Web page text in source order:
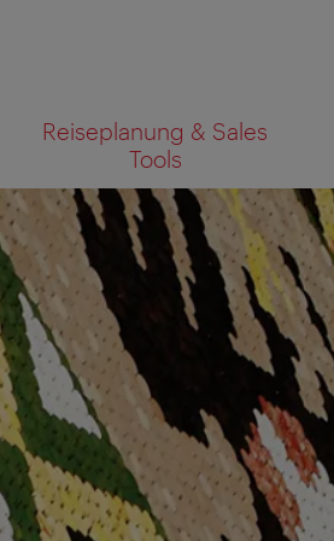
Reiseplanung & Sales
Tools
SUCHEN